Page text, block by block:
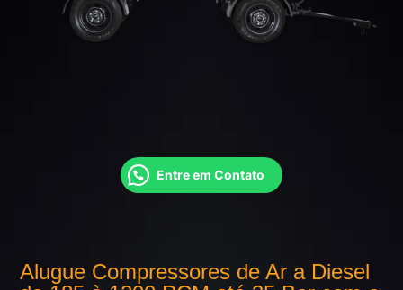
Alugue Compressores de Ar a Diesel
Entre em Contato